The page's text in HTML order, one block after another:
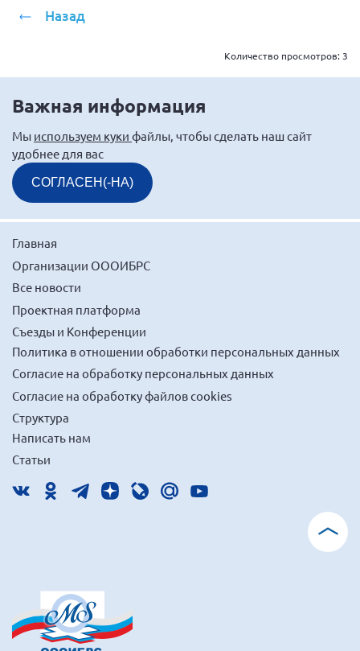
Назад
Количество просмотров: 3
Важная информация
Мы используем куки файлы, чтобы сделать наш сайт
удобнее для вас
СОГЛАСЕН(-НА)
Главная
Организации ОООИБРС
Все новости
Проектная платформа
Съезды и Конференции
Политика в отношении обработки персональных данных
Согласие на обработку персональных данных
Согласие на обработку файлов cookies
Структура
Написать нам
Статьи